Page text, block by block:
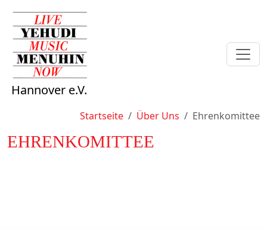
Hannover e.V.
Sie sind hier:Startseite Über Uns Ehrenkomittee
EHRENKOMITTEE